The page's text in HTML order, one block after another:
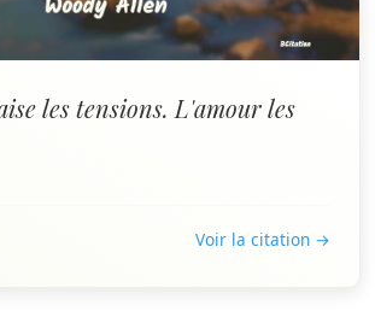
les tensions. L'amour les
Voir la citation →